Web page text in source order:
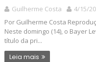
Guilherme Costa
4/15/
Por Guilherme Costa
Neste domingo (14), o Bayer
título da pri...
Leia mais